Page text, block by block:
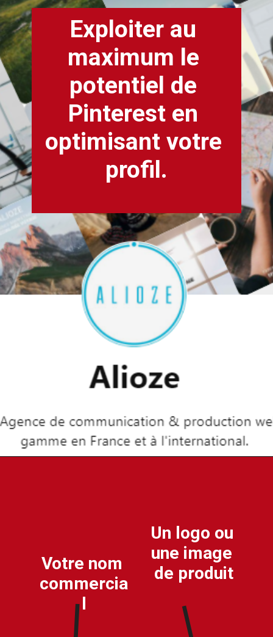
Exploiter au
maximum le
potentiel de
Pinterest en
optimisant votre
profil.
Votre nom
commercia
Un logo ou
une image
de produit